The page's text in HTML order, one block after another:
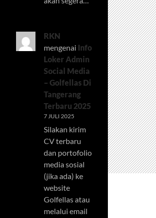
RKN
mengenai Info
Loker Admin
Social Media
– Golfellas Di
Tangerang
Terbaru 2025
7 JULI 2025
Silakan kirim
CV terbaru
dan portofolio
media sosial
(jika ada) ke
website
Golfellas atau
melalui email